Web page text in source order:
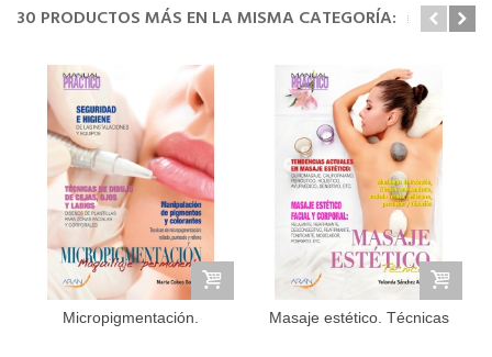
30 PRODUCTOS MÁS EN LA MISMA CATEGORÍA:
Micropigmentación.
Masaje estético. Técnicas